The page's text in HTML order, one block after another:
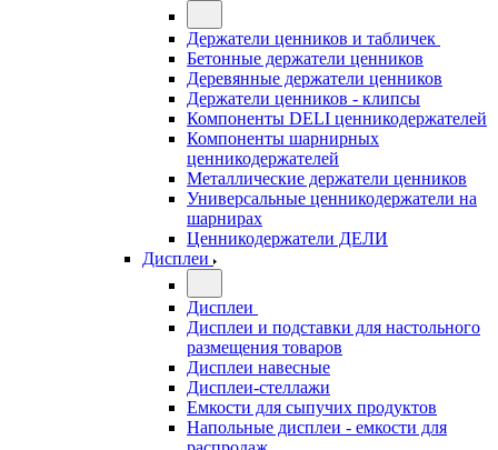
Держатели ценников и табличек
Бетонные держатели ценников
Деревянные держатели ценников
Держатели ценников - клипсы
Компоненты DELI ценникодержателей
Компоненты шарнирных
ценникодержателей
Металлические держатели ценников
Универсальные ценникодержатели на
шарнирах
Ценникодержатели ДЕЛИ
Дисплеи
Дисплеи
Дисплеи и подставки для настольного
размещения товаров
Дисплеи навесные
Дисплеи-стеллажи
Емкости для сыпучих продуктов
Напольные дисплеи - емкости для